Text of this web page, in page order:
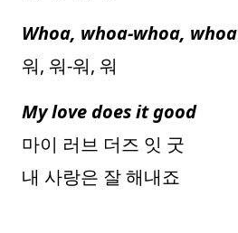
Whoa, whoa-whoa, whoa
워, 워-워, 워
My love does it good
마이 러브 더즈 잇 굿
내 사랑은 잘 해내죠